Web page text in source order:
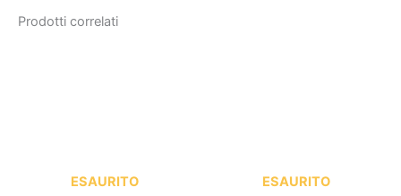
Prodotti correlati
ESAURITO ESAURITO